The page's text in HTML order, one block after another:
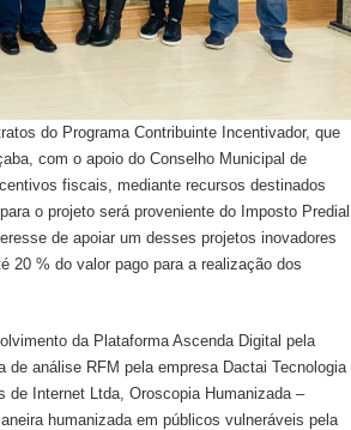
do Programa Contribuinte Incentivador, que
com o apoio do Conselho Municipal de
fiscais, mediante recursos destinados
o projeto será proveniente do Imposto Predial
de apoiar um desses projetos inovadores
20 % do valor pago para a realização dos
da Plataforma Ascenda Digital pela
análise RFM pela empresa Dactai Tecnologia
de Internet Ltda, Oroscopia Humanizada –
humanizada em públicos vulneráveis pela